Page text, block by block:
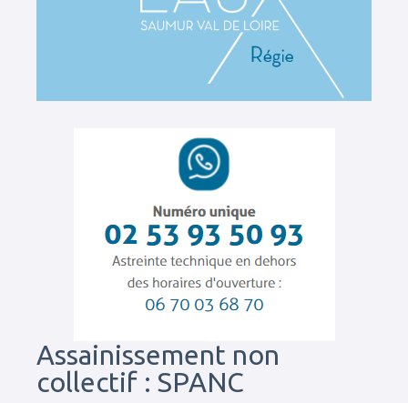
Assainissement non
collectif : SPANC